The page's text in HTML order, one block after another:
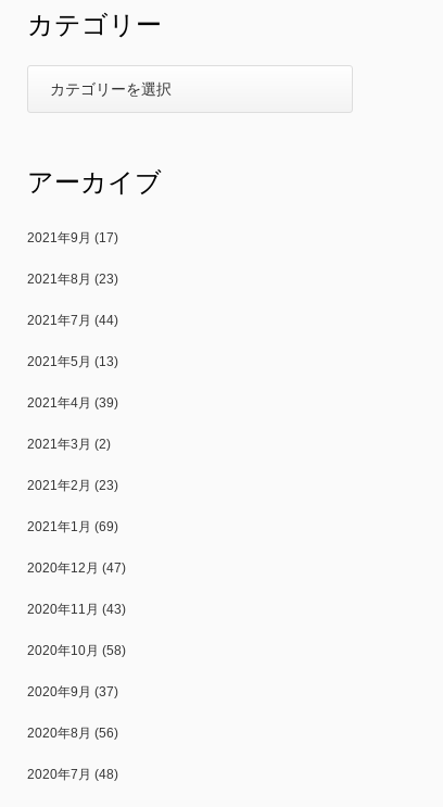
カテゴリー
アーカイブ
2021年9月 (17)
2021年8月 (23)
2021年7月 (44)
2021年5月 (13)
2021年4月 (39)
2021年3月 (2)
2021年2月 (23)
2021年1月 (69)
2020年12月 (47)
2020年11月 (43)
2020年10月 (58)
2020年9月 (37)
2020年8月 (56)
2020年7月 (48)